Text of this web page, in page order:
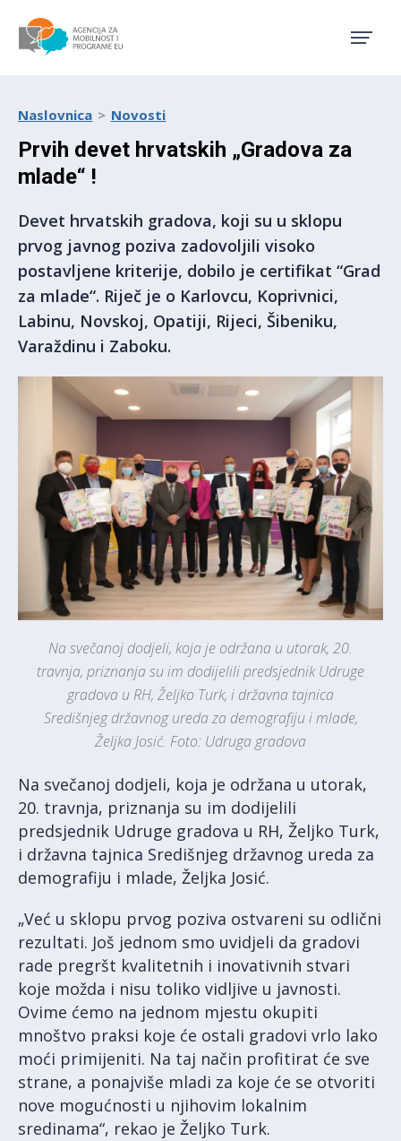
Naslovnica Novosti
Prvih devet hrvatskih „Gradova za
mlade“ !
Devet hrvatskih gradova, koji su u sklopu
prvog javnog poziva zadovoljili visoko
postavljene kriterije, dobilo je certifikat “Grad
za mlade“. Riječ je o Karlovcu, Koprivnici,
Labinu, Novskoj, Opatiji, Rijeci, Šibeniku,
Varaždinu i Zaboku.
Na svečanoj dodjeli, koja je održana u utorak, 20.
travnja, priznanja su im dodijelili predsjednik Udruge
gradova u RH, Željko Turk, i državna tajnica
Središnjeg državnog ureda za demografiju i mlade,
Željka Josić. Foto: Udruga gradova
Na svečanoj dodjeli, koja je održana u utorak,
20. travnja, priznanja su im dodijelili
predsjednik Udruge gradova u RH, Željko Turk,
i državna tajnica Središnjeg državnog ureda za
demografiju i mlade, Željka Josić.
„Već u sklopu prvog poziva ostvareni su odlični
rezultati. Još jednom smo uvidjeli da gradovi
rade pregršt kvalitetnih i inovativnih stvari
koje možda i nisu toliko vidljive u javnosti.
Ovime ćemo na jednom mjestu okupiti
mnoštvo praksi koje će ostali gradovi vrlo lako
moći primijeniti. Na taj način profitirat će sve
strane, a ponajviše mladi za koje će se otvoriti
nove mogućnosti u njihovim lokalnim
sredinama“, rekao je Željko Turk.